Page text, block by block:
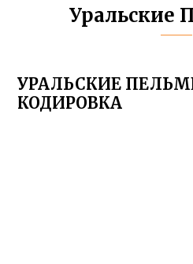
Уральские
УРАЛЬСКИЕ
КОДИРОВКА